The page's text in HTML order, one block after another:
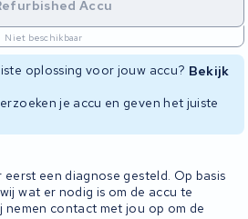
Accu
Niet beschikbaar
oplossing voor jouw accu? Bekijk
je accu en geven het juiste
een diagnose gesteld. Op basis
wat er nodig is om de accu te
contact met jou op om de